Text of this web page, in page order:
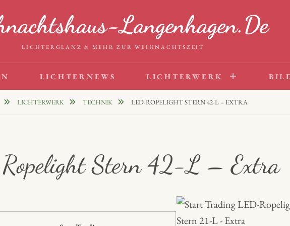
Langenhagen.de
LICHTERGLANZ & MEHR ZUR WEIHNACHTSZEIT
LICHTERNEWS LICHTERWERK
LICHTERWERK TECHNIK LED-ROPELIGHT STERN 42-L – EXTRA
Stern 42-L – Extra